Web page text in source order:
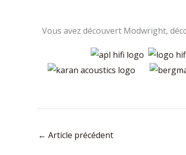
Vous avez découvert Modwright,
← Article précédent